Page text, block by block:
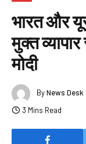
भारत और
मुक्त
मोदी
ByNews Desk
3 Mins Read